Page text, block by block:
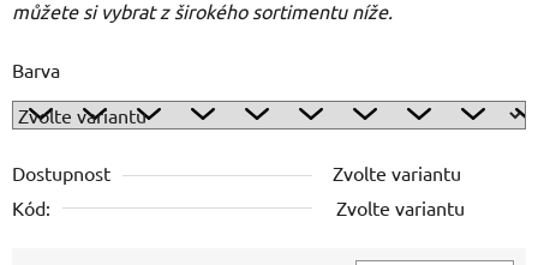
můžete si vybrat z širokého sortimentu níže.
Barva
Dostupnost
Zvolte variantu
Kód:
Zvolte variantu